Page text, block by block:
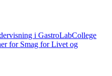
i GastroLabCollege
for Smag for Livet og